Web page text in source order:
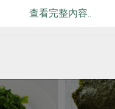
你可能有興趣的產
查看完整內容..